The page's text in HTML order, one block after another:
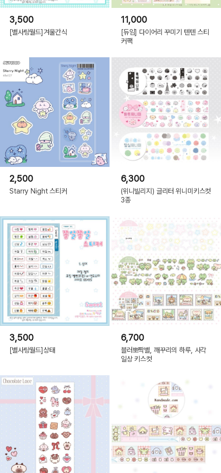
3,500
[별사탕월드]겨울간식
11,000
[듀임] 다이어리 꾸미기 텐텐 스티
커팩
2,500
Starry Night 스티커
6,300
(위니빌리지) 글리터 위니미키스컷
3종
3,500
[별사탕월드]상태
6,700
블러뽀짝별, 깨꾸리의 하루, 사각
일상 키스컷